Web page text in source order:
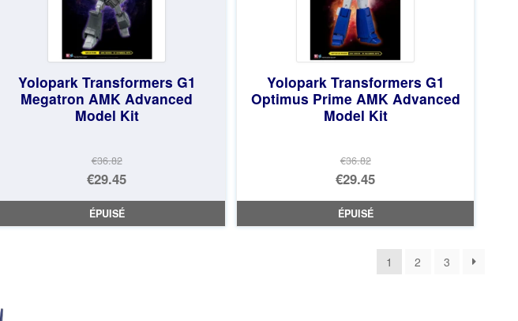
Yolopark Transformers G1
Megatron AMK Advanced
Model Kit
€36.82
Le
prix
initial
€29.45
Le
prix
ÉPUISÉ
Yolopark Transformers G1
Optimus Prime AMK Advanced
Model Kit
€36.82
Le
prix
initial
€36.82.
€29.45
Le
prix
ÉPUISÉ
1 2 3